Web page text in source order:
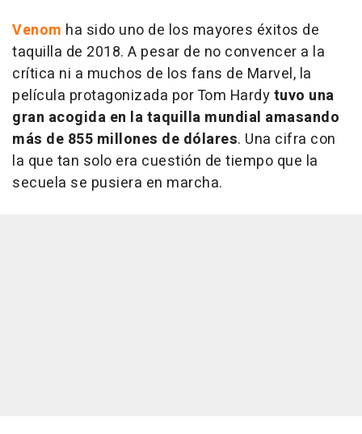
Venom ha sido uno de los mayores éxitos de
taquilla de 2018. A pesar de no convencer a la
crítica ni a muchos de los fans de Marvel, la
película protagonizada por Tom Hardytuvo una
gran acogida en la taquilla mundial amasando
más de 855 millones de dólares. Una cifra con
la que tan solo era cuestión de tiempo que la
secuela se pusiera en marcha.